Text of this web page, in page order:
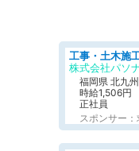
株式会社パソ
福岡県 北九
時給1,506円
正社員
スポンサー